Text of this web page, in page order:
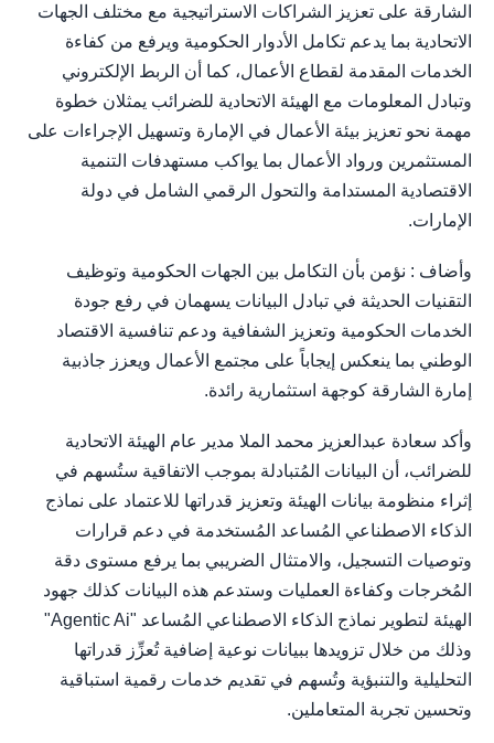
الشارقة على تعزيز الشراكات الاستراتيجية مع مختلف الجهات
الاتحادية بما يدعم تكامل الأدوار الحكومية ويرفع من كفاءة
الخدمات المقدمة لقطاع الأعمال، كما أن الربط الإلكتروني
وتبادل المعلومات مع الهيئة الاتحادية للضرائب يمثلان خطوة
مهمة نحو تعزيز بيئة الأعمال في الإمارة وتسهيل الإجراءات على
المستثمرين ورواد الأعمال بما يواكب مستهدفات التنمية
الاقتصادية المستدامة والتحول الرقمي الشامل في دولة
الإمارات.
وأضاف : نؤمن بأن التكامل بين الجهات الحكومية وتوظيف
التقنيات الحديثة في تبادل البيانات يسهمان في رفع جودة
الخدمات الحكومية وتعزيز الشفافية ودعم تنافسية الاقتصاد
الوطني بما ينعكس إيجاباً على مجتمع الأعمال ويعزز جاذبية
إمارة الشارقة كوجهة استثمارية رائدة.
وأكد سعادة عبدالعزيز محمد الملا مدير عام الهيئة الاتحادية
للضرائب، أن البيانات المُتبادلة بموجب الاتفاقية ستُسهم في
إثراء منظومة بيانات الهيئة وتعزيز قدراتها للاعتماد على نماذج
الذكاء الاصطناعي المُساعد المُستخدمة في دعم قرارات
وتوصيات التسجيل، والامتثال الضريبي بما يرفع مستوى دقة
المُخرجات وكفاءة العمليات وستدعم هذه البيانات كذلك جهود
الهيئة لتطوير نماذج الذكاء الاصطناعي المُساعد "Agentic Ai"
وذلك من خلال تزويدها ببيانات نوعية إضافية تُعزِّز قدراتها
التحليلية والتنبؤية وتُسهم في تقديم خدمات رقمية استباقية
وتحسين تجربة المتعاملين.